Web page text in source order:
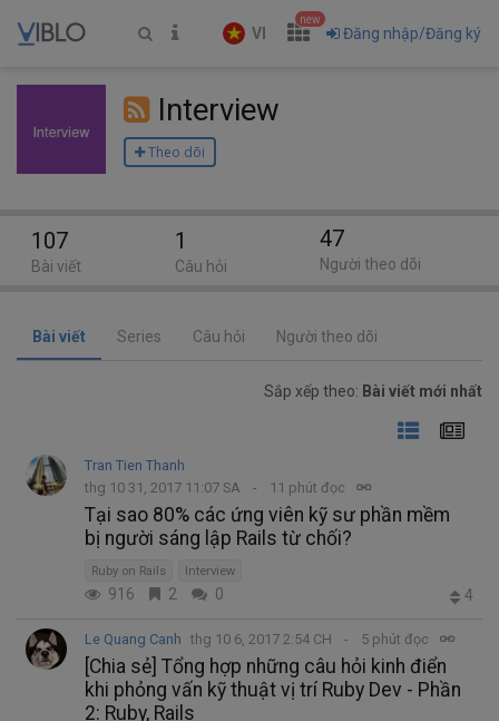
VI
new
Đăng nhập/Đăng ký
Interview
Theo dõi
Bài viết Series Câu hỏi Người theo dõi
Sắp xếp theo: Bài viết mới nhất
Tran Tien Thanh
thg 10 31, 2017 11:07 SA
11 phút đọc
Tại sao 80% các ứng viên kỹ sư phần mềm
bị người sáng lập Rails từ chối?
Ruby on Rails Interview
916 2 0 4
Le Quang Canh thg 10 6, 2017 2:54 CH 5 phút đọc
[Chia sẻ] Tổng hợp những câu hỏi kinh điển
khi phỏng vấn kỹ thuật vị trí Ruby Dev - Phần
2: Ruby, Rails
107
Bài viết
1
Câu hỏi
47
Người theo dõi